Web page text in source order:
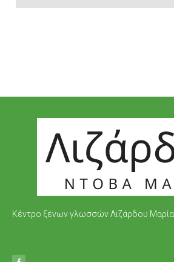
Κέντρο ξένων γλωσσών Λιζάρδου Μαρία